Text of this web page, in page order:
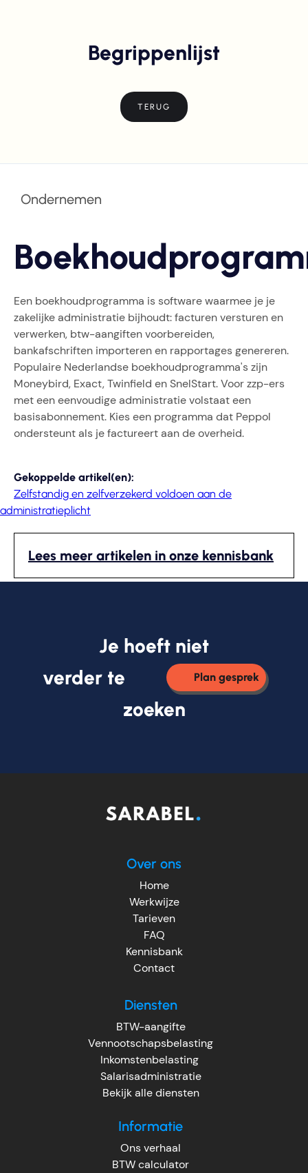
Begrippenlijst
TERUG
Ondernemen
Een boekhoudprogramma is software waarmee je je
zakelijke administratie bijhoudt: facturen versturen en
verwerken, btw-aangiften voorbereiden,
bankafschriften importeren en rapportages genereren.
Populaire Nederlandse boekhoudprogramma's zijn
Moneybird, Exact, Twinfield en SnelStart. Voor zzp-ers
met een eenvoudige administratie volstaat een
basisabonnement. Kies een programma dat Peppol
ondersteunt als je factureert aan de overheid.
Gekoppelde artikel(en):
Zelfstandig en zelfverzekerd voldoen aan de
administratieplicht
Lees meer artikelen in onze kennisbank
Je hoeft niet
verder te
Plan gesprek
zoeken
Over ons
Home
Werkwijze
Tarieven
FAQ
Kennisbank
Contact
Diensten
BTW-aangifte
Vennootschapsbelasting
Inkomstenbelasting
Salarisadministratie
Bekijk alle diensten
Informatie
Ons verhaal
BTW calculator